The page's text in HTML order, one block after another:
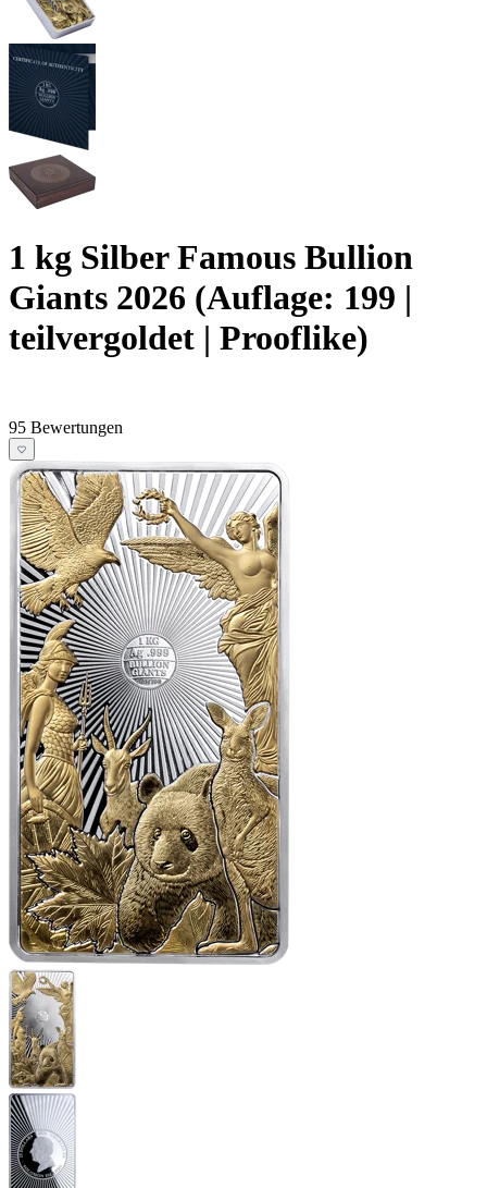
1 kg Silber Famous Bullion
Giants 2026 (Auflage: 199 |
teilvergoldet | Prooflike)
95 Bewertungen